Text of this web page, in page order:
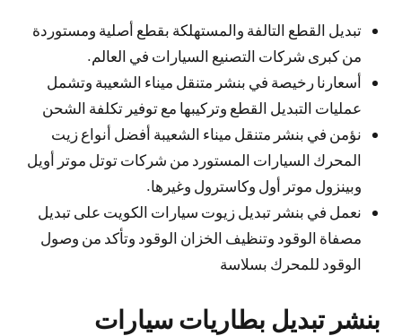
تبديل القطع التالفة والمستهلكة بقطع أصلية ومستوردة
من كبرى شركات التصنيع السيارات في العالم.
أسعارنا رخيصة في بنشر متنقل ميناء الشعيبة وتشمل
عمليات التبديل القطع وتركيبها مع توفير تكلفة الشحن
نؤمن في بنشر متنقل ميناء الشعيبة أفضل أنواع زيت
المحرك السيارات المستورد من شركات توتل موتر أويل
وبينزول موتر أول وكاسترول وغيرها.
نعمل في بنشر تبديل زيوت سيارات الكويت على تبديل
مصفاة الوقود وتنظيف الخزان الوقود وتأكد من وصول
الوقود للمحرك بسلاسة
بنشر تبديل بطاريات سيارات